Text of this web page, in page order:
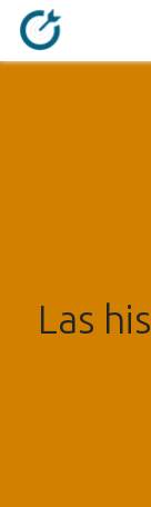
Las